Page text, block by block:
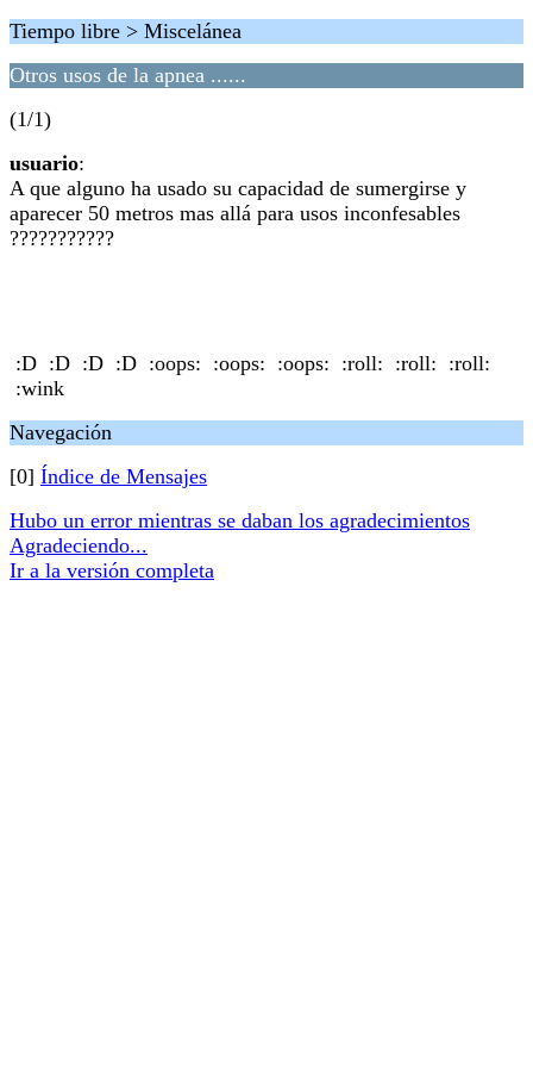
Tiempo libre > Miscelánea
Otros usos de la apnea ......
(1/1)
usuario:
A que alguno ha usado su capacidad de sumergirse y
aparecer 50 metros mas allá para usos inconfesables
???????????
:D :D :D :D :oops: :oops: :oops: :roll: :roll: :roll:
:wink
Navegación
[0] Índice de Mensajes
Hubo un error mientras se daban los agradecimientos
Agradeciendo...
Ir a la versión completa